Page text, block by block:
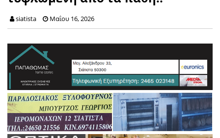
siatista Μαΐου 16, 2026